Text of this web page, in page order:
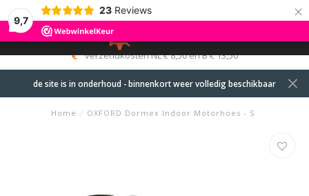
9,7
23 Reviews ×
MENU
0
verzendkosten NL € 8,50 en B € 13,50
de site is in onderhoud - binnenkort weer volledig beschikbaar
Home / OXFORD Dormex Indoor Motorhoes - S